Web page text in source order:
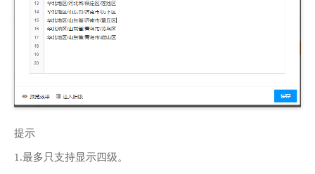
提示
1.最多只支持显示四级。